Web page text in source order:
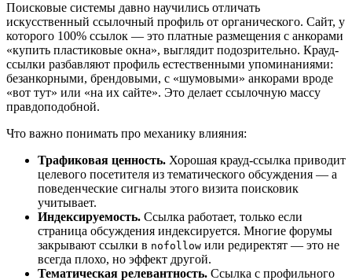
Поисковые системы давно научились отличать
искусственный ссылочный профиль от органического. Сайт, у
которого 100% ссылок — это платные размещения с анкорами
«купить пластиковые окна», выглядит подозрительно. Крауд-
ссылки разбавляют профиль естественными упоминаниями:
безанкорными, брендовыми, с «шумовыми» анкорами вроде
«вот тут» или «на их сайте». Это делает ссылочную массу
правдоподобной.
Что важно понимать про механику влияния:
Трафиковая ценность. Хорошая крауд-ссылка приводит
целевого посетителя из тематического обсуждения — а
поведенческие сигналы этого визита поисковик
учитывает.
Индексируемость. Ссылка работает, только если
страница обсуждения индексируется. Многие форумы
закрывают ссылки в nofollow или редиректят — это не
всегда плохо, но эффект другой.
Тематическая релевантность. Ссылка с профильного